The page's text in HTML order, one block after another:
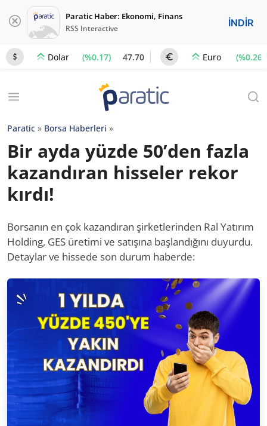
Paratic Haber: Ekonomi, Finans
RSS Interactive İNDİR
Dolar (%0.17) 47.70 Euro (%0.26)
Paratic » Borsa Haberleri »
Bir ayda yüzde 50’den fazla
kazandıran hisseler rekor
kırdı!
Borsanın en çok kazandıran şirketlerinden Ral Yatırım
Holding, GES üretimi ve satışına başlandığını duyurdu.
Detaylar ve hissede son durum haberde: